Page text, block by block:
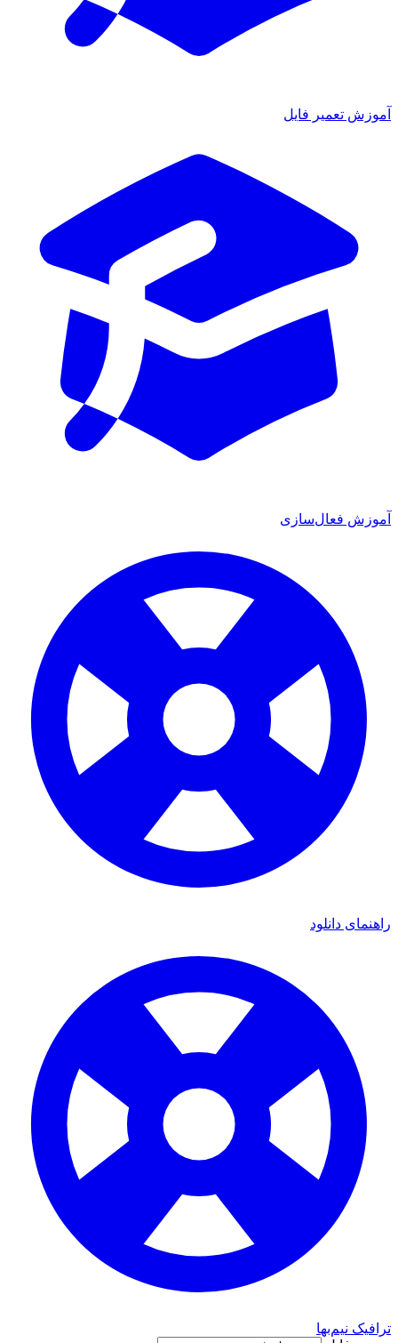
آموزش تعمیر فایل
آموزش فعال‌سازی
راهنمای دانلود
ترافیک نیم‌بها